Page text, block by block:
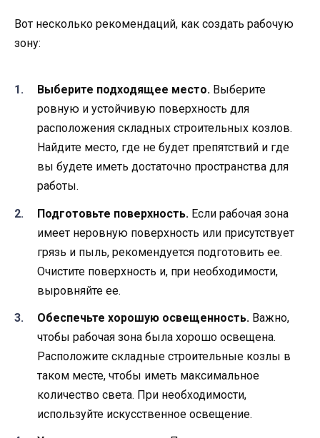
Вот несколько рекомендаций, как создать рабочую
зону:
Выберите подходящее место. Выберите
ровную и устойчивую поверхность для
расположения складных строительных козлов.
Найдите место, где не будет препятствий и где
вы будете иметь достаточно пространства для
работы.
Подготовьте поверхность. Если рабочая зона
имеет неровную поверхность или присутствует
грязь и пыль, рекомендуется подготовить ее.
Очистите поверхность и, при необходимости,
выровняйте ее.
Обеспечьте хорошую освещенность. Важно,
чтобы рабочая зона была хорошо освещена.
Расположите складные строительные козлы в
таком месте, чтобы иметь максимальное
количество света. При необходимости,
используйте искусственное освещение.